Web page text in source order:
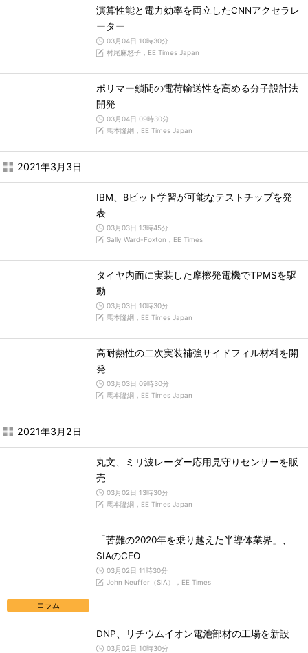
演算性能と電力効率を両立したCNNアクセラレ
ーター
03月04日 10時30分
村尾麻悠子，EE Times Japan
ポリマー鎖間の電荷輸送性を高める分子設計法
開発
03月04日 09時30分
馬本隆綱，EE Times Japan
2021年3月3日
IBM、8ビット学習が可能なテストチップを発
表
03月03日 13時45分
Sally Ward-Foxton，EE Times
タイヤ内面に実装した摩擦発電機でTPMSを駆
動
03月03日 10時30分
馬本隆綱，EE Times Japan
高耐熱性の二次実装補強サイドフィル材料を開
発
03月03日 09時30分
馬本隆綱，EE Times Japan
2021年3月2日
丸文、ミリ波レーダー応用見守りセンサーを販
売
03月02日 13時30分
馬本隆綱，EE Times Japan
コラム
「苦難の2020年を乗り越えた半導体業界」、
SIAのCEO
03月02日 11時30分
John Neuffer（SIA），EE Times
DNP、リチウムイオン電池部材の工場を新設
03月02日 10時30分